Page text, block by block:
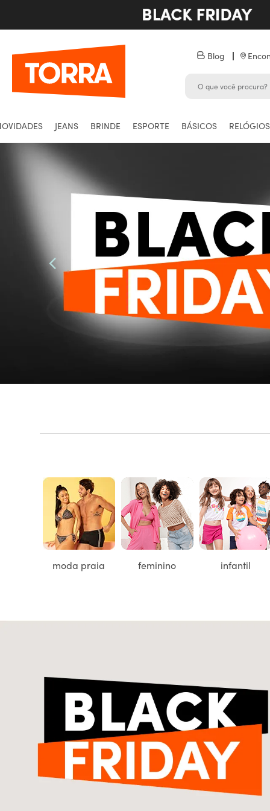
Blog
JEANS BRINDE ESPORTE BÁSICOS RELÓGIOS
moda praia feminino infantil